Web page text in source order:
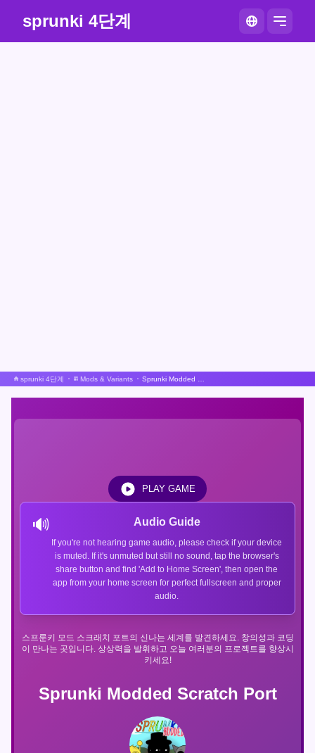
sprunki 4단계
sprunki 4단계 Mods & Variants
Sprunki Modded Scratch Port
스프룬키 모드 스크래치 포트의 신나는 세계를 발견하세요. 창의성과 코딩
이 만나는 곳입니다. 상상력을 발휘하고 오늘 여러분의 프로젝트를 향상시
키세요!
🔊 Audio Guide
If you're not hearing game audio, please check if your device
is muted. If it's unmuted but still no sound, tap the browser's
share button and find 'Add to Home Screen', then open the
app from your home screen for perfect fullscreen and proper
audio.
PLAY GAME